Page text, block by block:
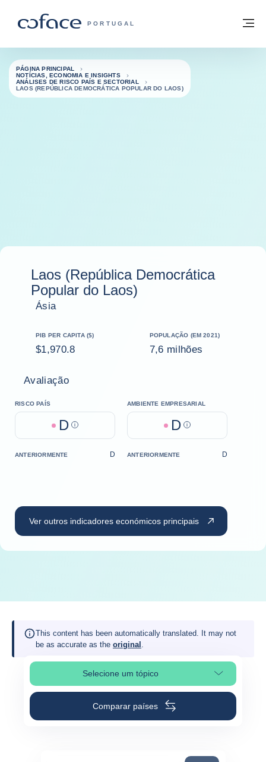
COFACE FOR TRADE - HOMEPAGE DO
PORTUGAL
Voltar à página principal
PÁGINA PRINCIPAL
NOTÍCIAS, ECONOMIA E INSIGHTS
ANÁLISES DE RISCO PAÍS E SECTORIAL
LAOS (REPÚBLICA DEMOCRÁTICA POPULAR DO LAOS)
Laos (República Democrática
Popular do Laos)
Ásia
PIB PER CAPITA ($)
$1,970.8
POPULAÇÃO (EM 2021)
7,6 milhões
Avaliação
RISCO PAÍS
D Help
AMBIENTE EMPRESARIAL
D Help
ANTERIORMENTE D ANTERIORMENTE D
Ver outros indicadores económicos principais
This content has been automatically translated. It may not
be as accurate as the original .
Selecione um tópicoSelecionar a secção da página
Comparar países